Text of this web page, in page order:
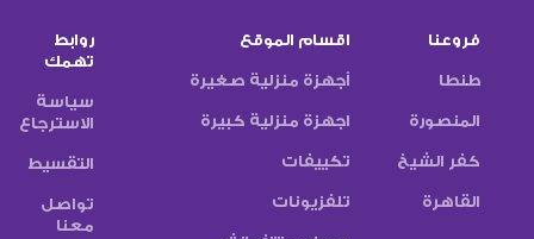
فروعنا
طنطا
المنصورة
كفر الشيخ
القاهرة
اقسام الموقع
أجهزة منزلية صغيرة
اجهزة منزلية كبيرة
تكييفات
تلفزيونات
روابط
تهمك
سياسة
الاسترجاع
التقسيط
تواصل
معنا